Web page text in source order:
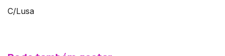
C/Lusa